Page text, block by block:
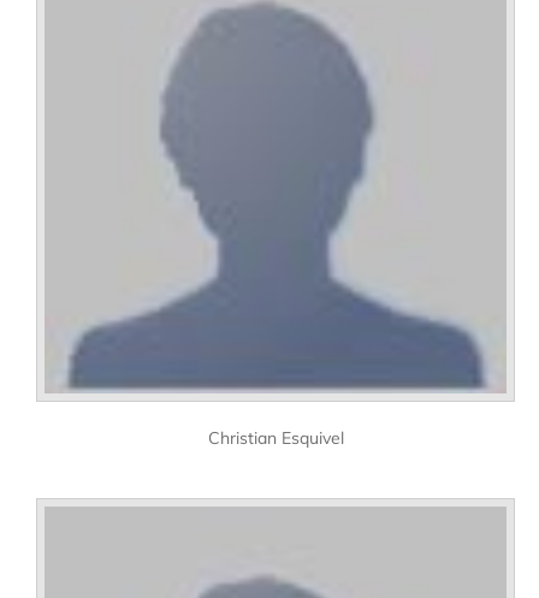
Christian Esquivel